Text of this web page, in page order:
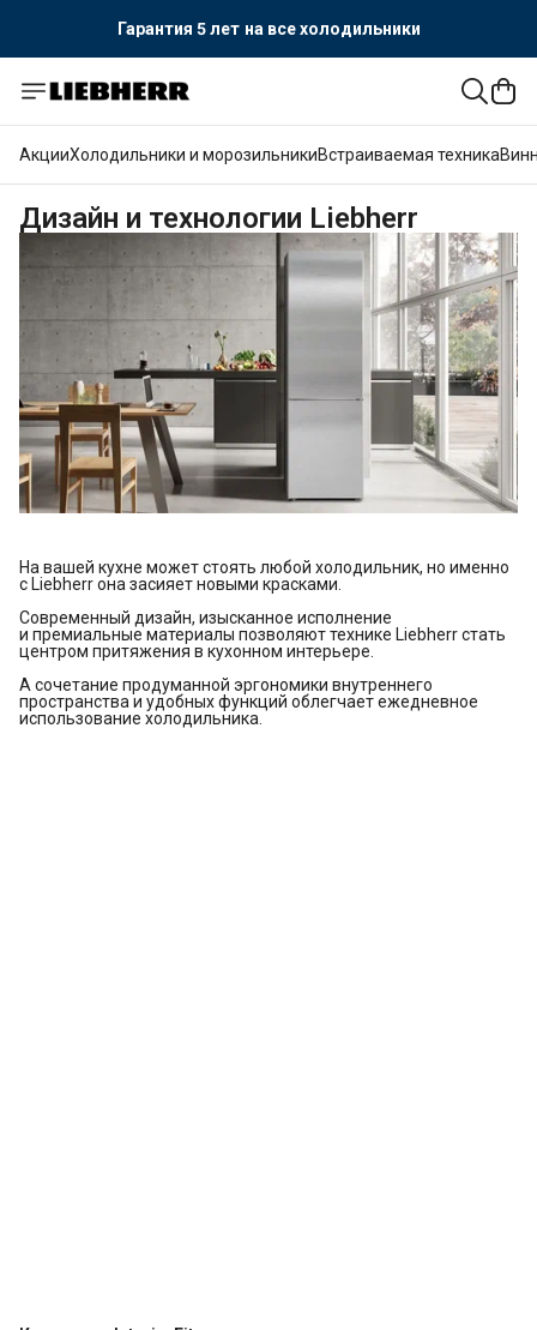
Официальный поставщик LIEBHERR
Гарантия 5 лет
АкцииХолодильники и морозильникиВстраиваемая техника
Дизайн и технологии Liebherr
На вашей кухне может стоять любой холодильник, но именно
с Liebherr она засияет новыми красками.
Современный дизайн, изысканное исполнение
и премиальные материалы позволяют технике Liebherr стать
центром притяжения в кухонном интерьере.
А сочетание продуманной эргономики внутреннего
пространства и удобных функций облегчает ежедневное
использование холодильника.